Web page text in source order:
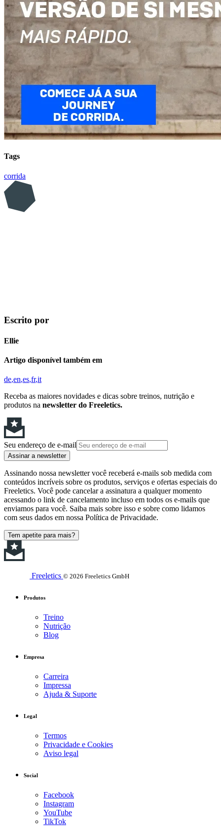
Tags
corrida
Escrito por
Ellie
Artigo disponível também em
de en es fr it
Receba as maiores novidades e dicas sobre treinos, nutrição e
produtos na newsletter do Freeletics.
Seu endereço de e-mail
Assinar a newsletter
Assinando nossa newsletter você receberá e-mails sob medida com
conteúdos incríveis sobre os produtos, serviços e ofertas especiais do
Freeletics. Você pode cancelar a assinatura a qualquer momento
acessando o link de cancelamento incluso em todos os e-mails que
enviamos para você. Saiba mais sobre isso e sobre como lidamos
com seus dados em nossa Política de Privacidade.
Tem apetite para mais?
Freeletics © 2026 Freeletics GmbH
Produtos
Treino
Nutrição
Blog
Empresa
Carreira
Impressa
Ajuda & Suporte
Legal
Termos
Privacidade e Cookies
Aviso legal
Social
Facebook
Instagram
YouTube
TikTok